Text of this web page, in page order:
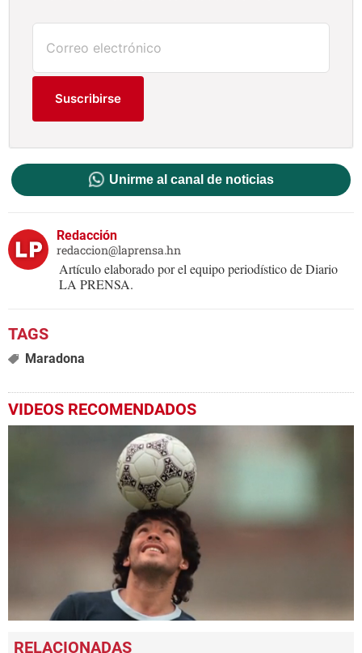
Suscribirse
Unirme al canal de noticias
Redacción
redaccion@laprensa.hn
Artículo elaborado por el equipo periodístico de Diario
LA PRENSA.
Maradona
VIDEOS RECOMENDADOS
seconds